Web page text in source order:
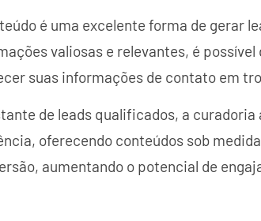
é uma excelente forma de gerar
valiosas e relevantes, é
suas informações de contato em
de leads qualificados, a
oferecendo conteúdos sob
aumentando o potencial de